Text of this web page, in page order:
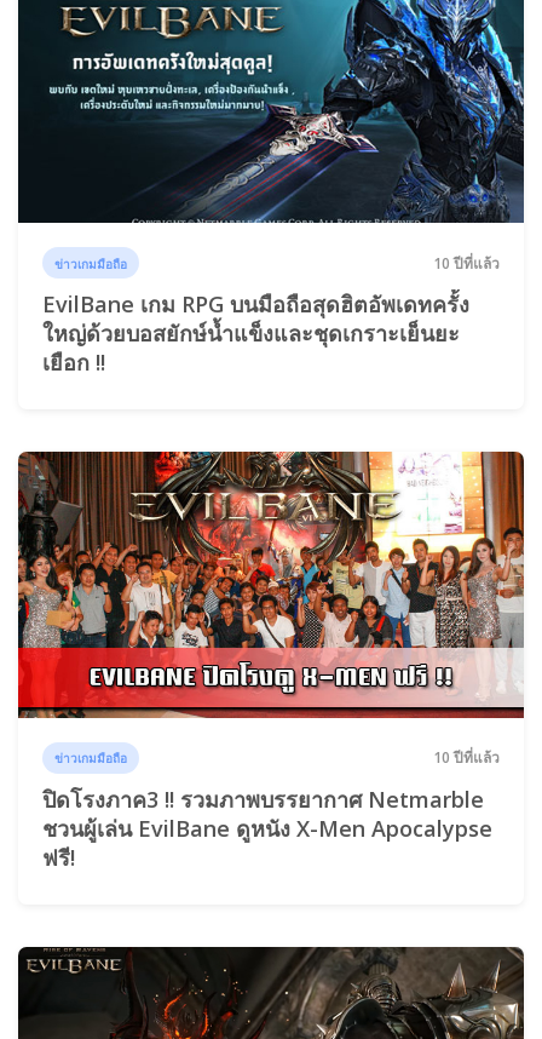
ข่าวเกมมือถือ 10 ปีที่แล้ว
EvilBane เกม RPG บนมือถือสุดฮิตอัพเดทครั้ง
ใหญ่ด้วยบอสยักษ์น้ำแข็งและชุดเกราะเย็นยะ
เยือก !!
ข่าวเกมมือถือ 10 ปีที่แล้ว
ปิดโรงภาค3 !! รวมภาพบรรยากาศ Netmarble
ชวนผู้เล่น EvilBane ดูหนัง X-Men Apocalypse
ฟรี!